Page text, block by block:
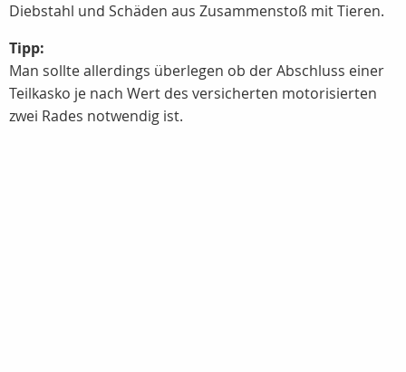
Diebstahl und Schäden aus Zusammenstoß mit Tieren.
Tipp:
Man sollte allerdings überlegen ob der Abschluss einer
Teilkasko je nach Wert des versicherten motorisierten
zwei Rades notwendig ist.